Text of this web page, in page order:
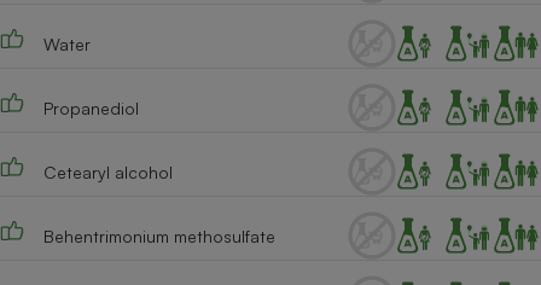
Water
Propanediol
Cetearyl alcohol
Behentrimonium methosulfate
Plaque de cuisson à
Smartphone
Antivirus
Climatiseur -
Ventilateur